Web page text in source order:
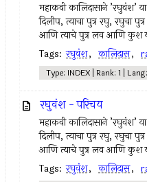
महाकवी कालिदासाने ’रघुवंश’
दिलीप, त्याचा पुत्र रघु, रघुचा
आणि त्याचे पुत्र लव आणि कुश
Tags: रघुवंश, कालिदास,
Type: INDEX | Rank: 1 |
रघुवंश - परिचय
महाकवी कालिदासाने ’रघुवंश’
दिलीप, त्याचा पुत्र रघु, रघुचा
आणि त्याचे पुत्र लव आणि कुश
Tags: रघुवंश, कालिदास,